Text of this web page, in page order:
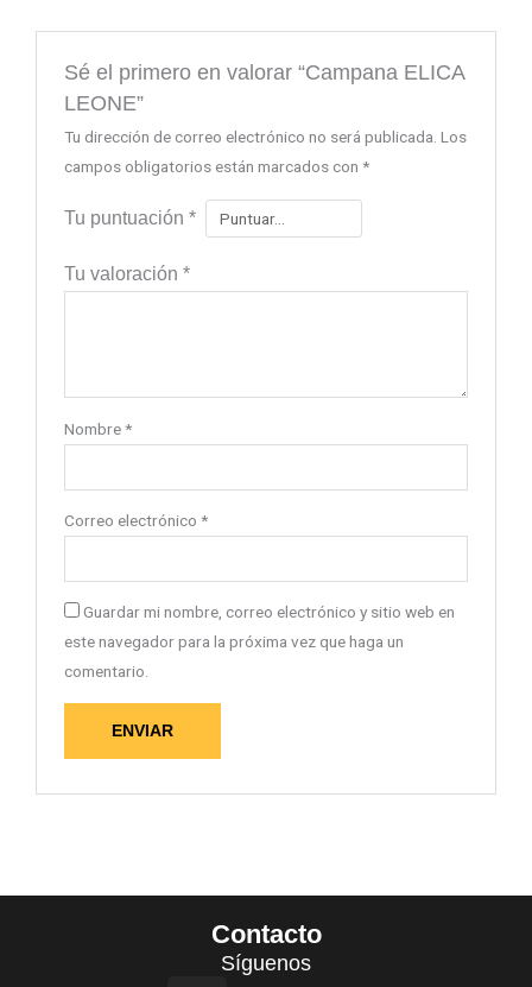
Sé el primero en valorar “Campana ELICA
LEONE”
Tu dirección de correo electrónico no será publicada. Los
campos obligatorios están marcados con *
Tu puntuación *
Tu valoración *
Nombre*
Correo electrónico *
Guardar mi nombre, correo electrónico y sitio web en
este navegador para la próxima vez que haga un
comentario.
Contacto
Síguenos